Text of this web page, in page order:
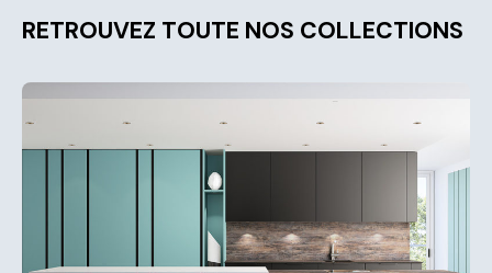
RETROUVEZ TOUTE NOS COLLECTIONS